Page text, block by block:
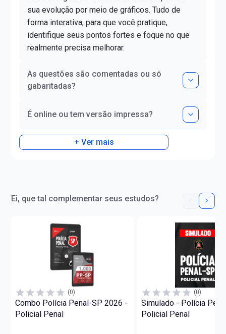
sua evolução por meio de gráficos. Tudo de
forma interativa, para que você pratique,
identifique seus pontos fortes e foque no que
realmente precisa melhorar.
As questões são comentadas ou só
gabaritadas?
É online ou tem versão impressa?
+ Ver mais
Ei, que tal complementar seus estudos?
(0)
Combo Polícia Penal-SP 2026 -
Policial Penal
(0)
Simulado - Polícia
Policial Penal